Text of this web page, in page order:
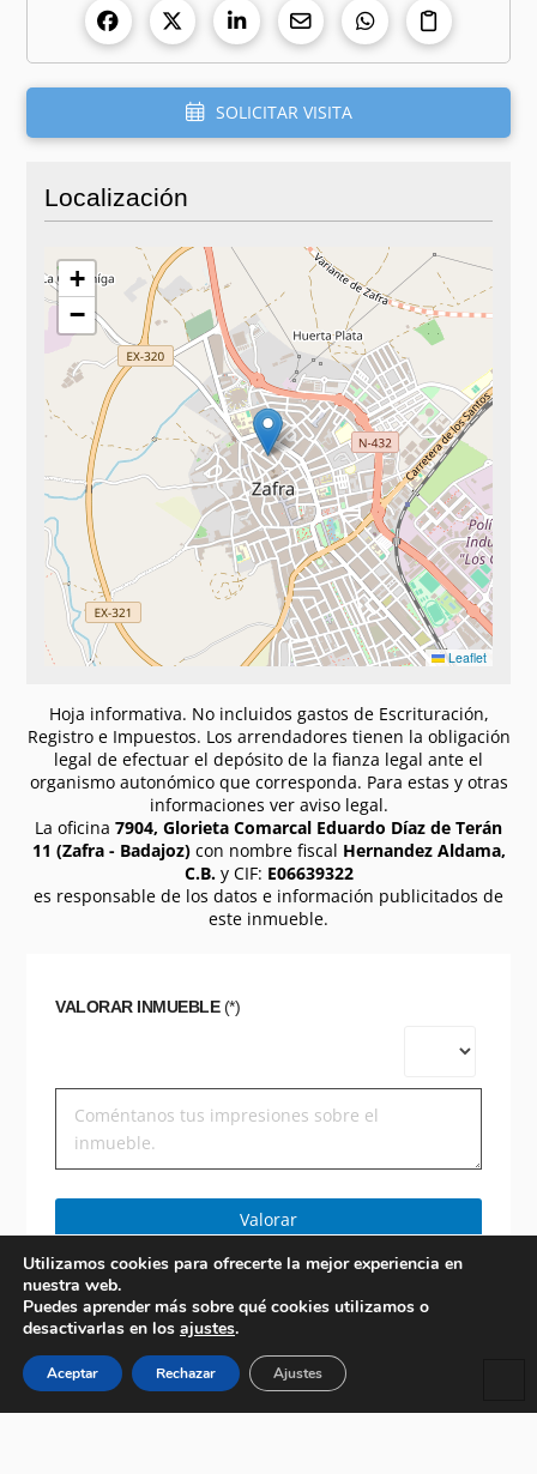
SOLICITAR VISITA
Localización
+
−
Leaflet
Hoja informativa. No incluidos gastos de Escrituración,
Registro e Impuestos. Los arrendadores tienen la obligación
legal de efectuar el depósito de la fianza legal ante el
organismo autonómico que corresponda. Para estas y otras
informaciones ver aviso legal.
La oficina 7904, Glorieta Comarcal Eduardo Díaz de Terán
11 (Zafra - Badajoz)con nombre fiscal Hernandez Aldama,
C.B.y CIF: E06639322
es responsable de los datos e información publicitados de
este inmueble.
VALORAR INMUEBLE(*)
Valorar
Utilizamos cookies para ofrecerte la mejor experiencia en
nuestra web.
Puedes aprender más sobre qué cookies utilizamos o
desactivarlas en los ajustes.
Aceptar Rechazar Ajustes